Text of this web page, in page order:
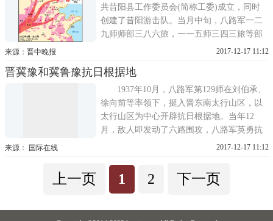
岳、冀南、冀鲁豫等四个根据地组成。...
共昔阳县工作委员会(简称工委)成立，同时
创建了昔阳游击队。当月中旬，八路军一二
九师师部三八六旅，一一五师三四三旅等部
队挺进昔阳，开展抗日，昔阳成为晋冀鲁豫
朱德、彭德怀、徐向前、刘伯承、邓小平、
彭真等老一辈无产阶级革命家都曾步入这块
热土，指挥全国战场。八路军一...
来源：晋中晚报 2017-12-17 11:12
晋冀豫和冀鲁豫抗日根据地
1937年10月，八路军第129师在刘伯承、
徐向前等率领下，挺入晋东南太行山区，以
太行山区为中心开辟抗日根据地。当年12
月，敌人即发动了六路围攻，八路军英勇抗
击，粉碎了敌人的进攻。1938年4月，又粉碎
据地的基础。1938年5月，第129师主力和第
115师一部，在邓小平等领导下开辟冀南根据
来源： 国际在线 2017-12-17 11:12
上一页 1 2 下一页